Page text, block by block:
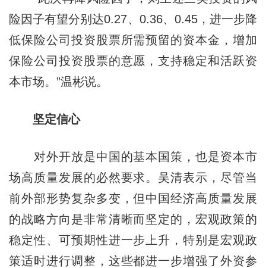
险因子有望分别达0.27、0.36、0.45，进一步降
低保险公司投资股票所需预留的资本金，增加
保险公司投资股票的意愿，支持稳定和活跃资
本市场。”温彬说。
坚定信心
对外开放是中国的基本国策，也是资本市
场高质量发展的必然要求。吴清表示，尽管当
前外部形势复杂多变，但中国经济高质量发展
的战略方向是非常清晰而坚定的，宏观政策的
稳定性、可预期性进一步上升，特别是宏观政
策适时进行调整，这些都进一步增强了外资参